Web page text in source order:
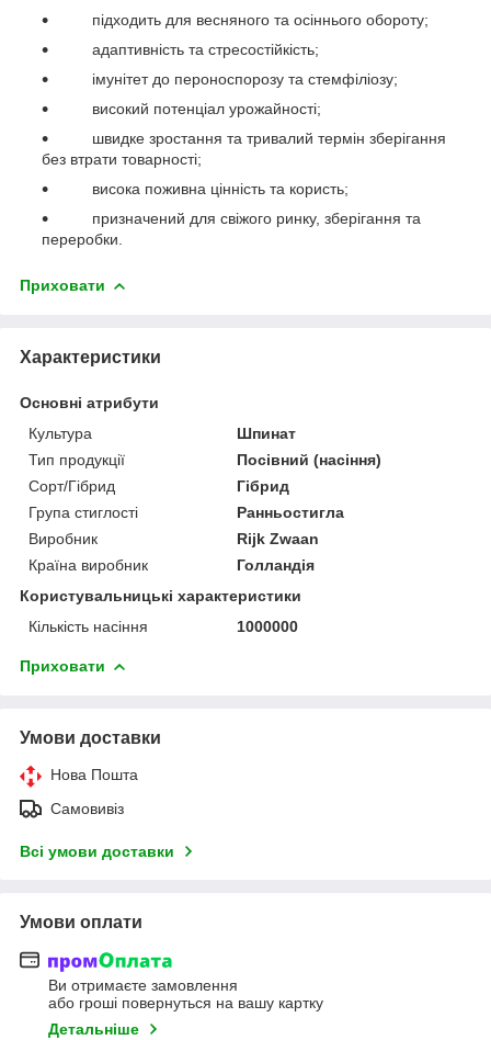
підходить для весняного та осіннього обороту;
адаптивність та стресостійкість;
імунітет до пероноспорозу та стемфіліозу;
високий потенціал урожайності;
швидке зростання та тривалий термін зберігання
без втрати товарності;
висока поживна цінність та користь;
призначений для свіжого ринку, зберігання та
переробки.
Приховати
Характеристики
Основні атрибути
Культура
Шпинат
Тип продукції
Посівний (насіння)
Сорт/Гібрид
Гібрид
Група стиглості
Ранньостигла
Виробник
Rijk Zwaan
Країна виробник
Голландія
Користувальницькі характеристики
Кількість насіння
1000000
Приховати
Умови доставки
Нова Пошта
Самовивіз
Всі умови доставки
Умови оплати
Ви отримаєте замовлення
або гроші повернуться на вашу картку
Детальніше